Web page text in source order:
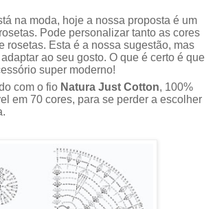
na moda, hoje a nossa proposta é um
Pode personalizar tanto as cores
rosetas. Esta é a nossa sugestão, mas
ao seu gosto. O que é certo é que
super moderno!
com o fio Natura Just Cotton, 100%
em 70 cores, para se perder a escolher